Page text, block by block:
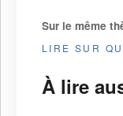
Sur le même
LIRE SUR
À lire